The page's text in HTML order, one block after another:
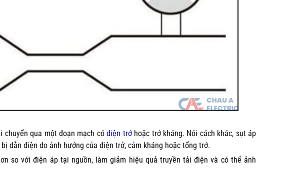
chuyển qua một đoạn mạch cóđiện trởhoặc trở kháng. Nói cách khác, sụt áp
dẫn điện do ảnh hưởng của điện trở, cảm kháng hoặc tổng trở.
so với điện áp tại nguồn, làm giảm hiệu quả truyền tải điện và có thể ảnh